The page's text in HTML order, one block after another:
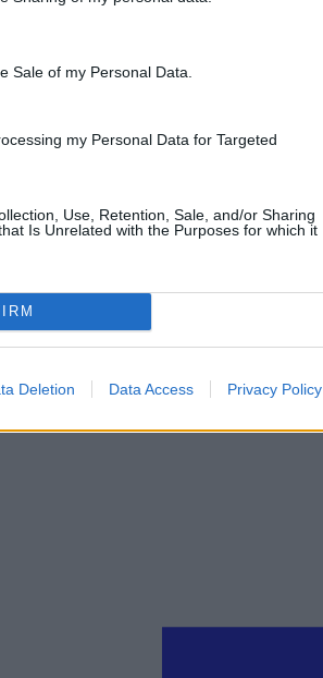
Sale of my Personal Data.
my Personal Data for Targeted
Use, Retention, Sale, and/or Sharing
Is Unrelated with the Purposes for which it
Deletion Data Access Privacy Policy